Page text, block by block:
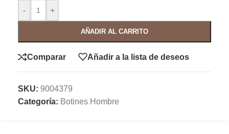
- +
AÑADIR AL CARRITO
Comparar Añadir a la lista de deseos
SKU: 9004379
Categoría: Botines Hombre